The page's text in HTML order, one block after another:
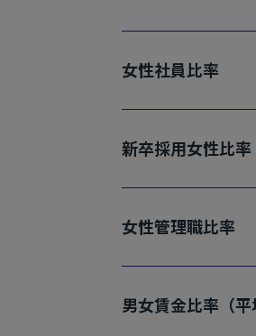
女性社員比率
新卒採用女性比率
女性管理職比率
男女賃金比率 （平